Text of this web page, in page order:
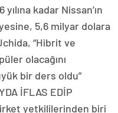
kadar Nissan’ın
5,6 milyar dolara
“Hibrit ve
olacağını
bir ders oldu”
İFLAS EDİP
yetkililerinden biri